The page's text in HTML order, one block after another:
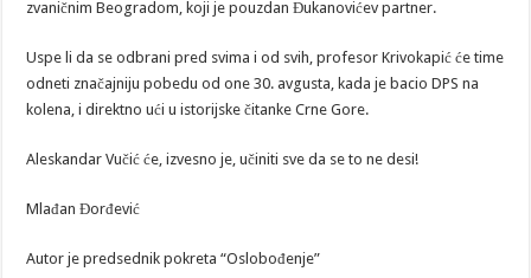
zvaničnim Beogradom, koji je pouzdan Đukanovićev partner.
Uspe li da se odbrani pred svima i od svih, profesor Krivokapić će time
odneti značajniju pobedu od one 30. avgusta, kada je bacio DPS na
kolena, i direktno ući u istorijske čitanke Crne Gore.
Aleskandar Vučić će, izvesno je, učiniti sve da se to ne desi!
Mlađan Đorđević
Autor je predsednik pokreta “Oslobođenje”